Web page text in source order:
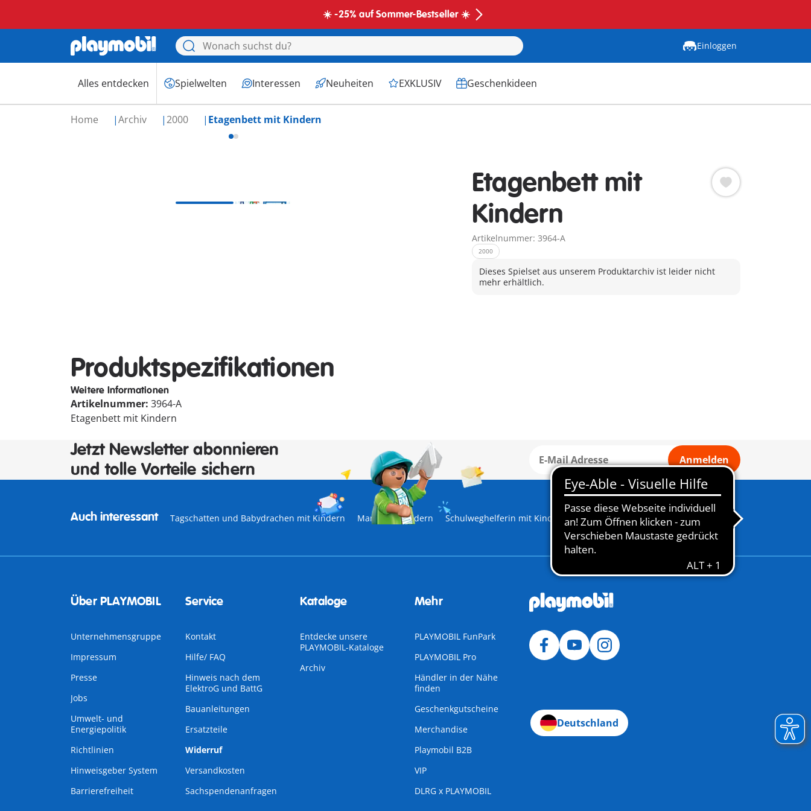
☀️ -25% auf Sommer-Bestseller ☀️
Einloggen
Alles entdecken Spielwelten Interessen Neuheiten EXKLUSIV Geschenkideen
Home Archiv 2000 Etagenbett mit Kindern
Etagenbett mit
Kindern
Artikelnummer: 3964-A
2000
Dieses Spielset aus unserem Produktarchiv ist leider nicht
mehr erhältlich.
Produktspezifikationen
Weitere Informationen
Artikelnummer: 3964-A
Etagenbett mit Kindern
Jetzt Newsletter abonnieren
und tolle Vorteile sichern
Anmelden
Auch interessant Tagschatten und Babydrachen mit Kindern Mama mit Kindern Schulweghelferin mit Kindern
Über PLAYMOBIL
Unternehmensgruppe
Impressum
Presse
Jobs
Umwelt- und
Energiepolitik
Richtlinien
Hinweisgeber System
Barrierefreiheit
Service
Kontakt
Hilfe/ FAQ
Hinweis nach dem
ElektroG und BattG
Bauanleitungen
Ersatzteile
Widerruf
Versandkosten
Sachspendenanfragen
Kataloge
Entdecke unsere
PLAYMOBIL-Kataloge
Archiv
Mehr
PLAYMOBIL FunPark
PLAYMOBIL Pro
Händler in der Nähe
finden
Geschenkgutscheine
Merchandise
Playmobil B2B
VIP
DLRG x PLAYMOBIL
Deutschland